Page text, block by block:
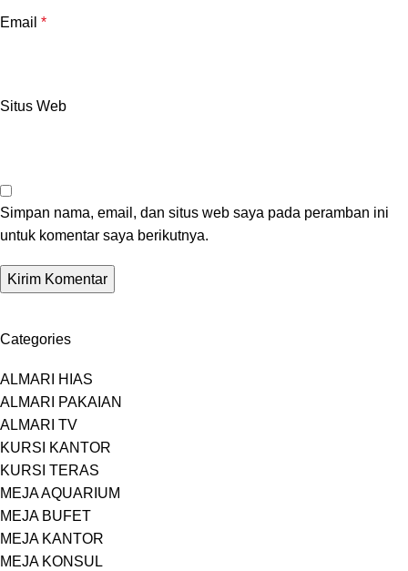
Email *
Situs Web
Simpan nama, email, dan situs web saya pada peramban ini
untuk komentar saya berikutnya.
Categories
ALMARI HIAS
ALMARI PAKAIAN
ALMARI TV
KURSI KANTOR
KURSI TERAS
MEJA AQUARIUM
MEJA BUFET
MEJA KANTOR
MEJA KONSUL